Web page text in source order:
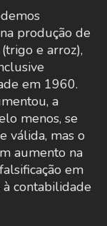
produção de
e arroz),
em 1960.
a
menos, se
válida, mas o
aumento na
em
contabilidade